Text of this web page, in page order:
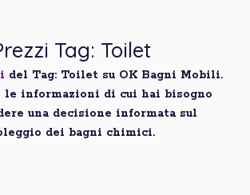
Tag: Toilet
del Tag: Toilet su OK Bagni Mobili.
le informazioni di cui hai bisogno
una decisione informata sul
dei bagni chimici.